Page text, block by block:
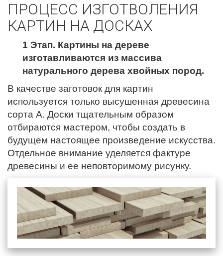
ПРОЦЕСС ИЗГОТВОЛЕНИЯ
КАРТИН НА ДОСКАХ
1 Этап. Картины на дереве
изготавливаются из массива
натурального дерева хвойных пород.
В качестве заготовок для картин
используется только высушенная древесина
сорта А. Доски тщательным образом
отбираются мастером, чтобы создать в
будущем настоящее произведение искусства.
Отдельное внимание уделяется фактуре
древесины и ее неповторимому рисунку.